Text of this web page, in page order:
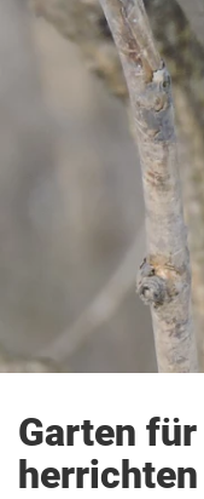
Garten
herrichten
Tickets